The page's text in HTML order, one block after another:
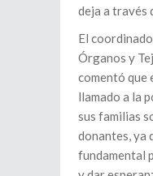
deja a través
El
Órganos y
comentó que
llamado a la
sus familias
donantes, ya
fundamental